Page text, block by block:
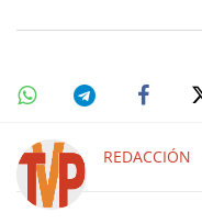
REDACCIÓN